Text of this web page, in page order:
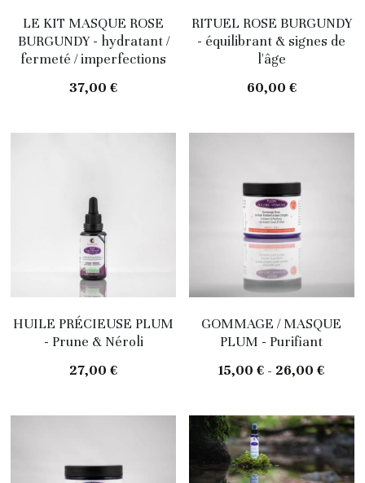
LE KIT MASQUE ROSE
BURGUNDY - hydratant /
fermeté / imperfections
37,00 €
RITUEL ROSE BURGUNDY
- équilibrant & signes de
l'âge
60,00 €
HUILE PRÉCIEUSE PLUM
- Prune & Néroli
27,00 €
GOMMAGE / MASQUE
PLUM - Purifiant
15,00 € - 26,00 €